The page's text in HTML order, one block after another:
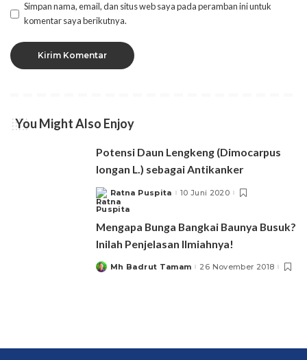
Simpan nama, email, dan situs web saya pada peramban ini untuk
komentar saya berikutnya.
You Might Also Enjoy
Potensi Daun Lengkeng (Dimocarpus
longan L.) sebagai Antikanker
Posted
by
Ratna Puspita 10 Juni 2020
Mengapa Bunga Bangkai Baunya Busuk?
Inilah Penjelasan Ilmiahnya!
PostedMh Badrut Tamam 26 November 2018